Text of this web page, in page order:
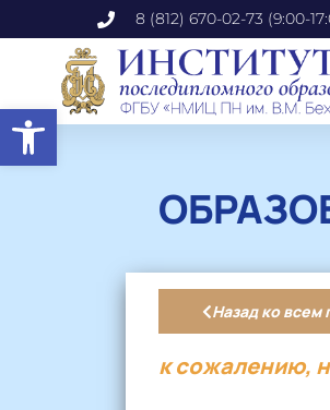
Открыть панель инструментов
8 (812) 670-02-73 (9:00-
Назад ко
к сожалению,